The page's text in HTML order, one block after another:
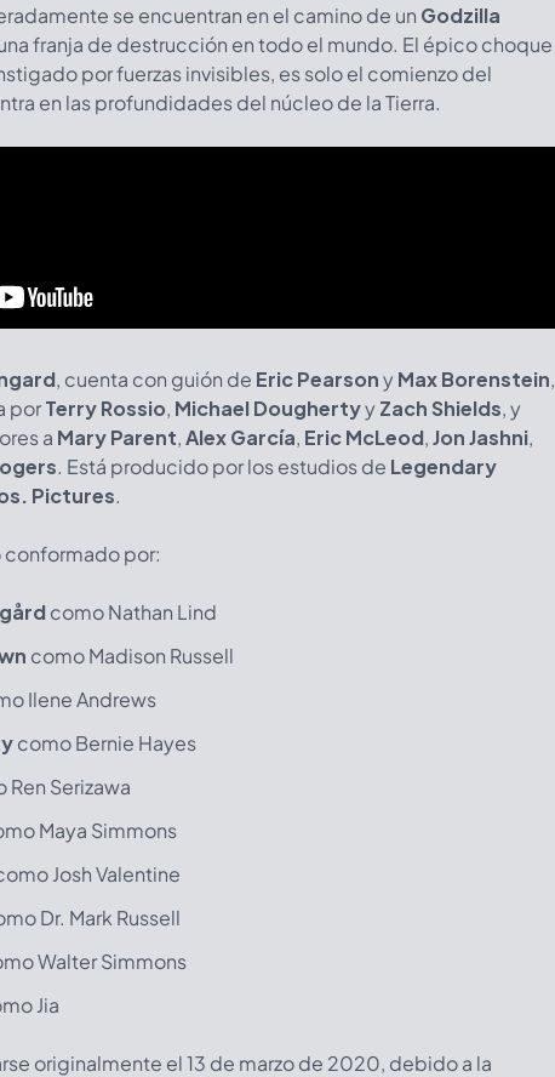
se encuentran en el camino de un Godzilla
franja de destrucción en todo el mundo. El épico choque
por fuerzas invisibles, es solo el comienzo del
en las profundidades del núcleo de la Tierra.
, cuenta con guión de Eric PearsonyMax Borenstein,
porTerry Rossio, Michael DoughertyyZach Shields, y
a Mary Parent,Alex García, Eric McLeod,Jon Jashni,
. Está producido por los estudios de Legendary
Pictures.
conformado por:
como Nathan Lind
como Madison Russell
Ilene Andrews
como Bernie Hayes
Ren Serizawa
Maya Simmons
Josh Valentine
Dr. Mark Russell
Walter Simmons
Jia
originalmente el 13 de marzo de 2020, debido a la